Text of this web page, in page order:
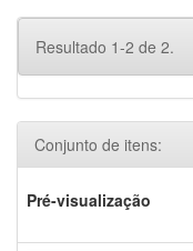
Resultado 1-2 de 2.
Conjunto de itens:
Pré-visualização